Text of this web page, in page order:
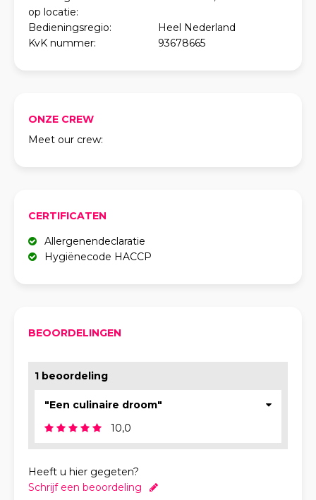
op locatie:
Bedieningsregio:
Heel Nederland
KvK nummer:
93678665
ONZE CREW
Meet our crew:
CERTIFICATEN
Allergenendeclaratie
Hygiënecode HACCP
BEOORDELINGEN
1 beoordeling
"Een culinaire droom"
10,0
Heeft u hier gegeten?
Schrijf een beoordeling